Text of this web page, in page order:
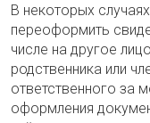
В некоторых
переоформить
числе на другое
родственника или
ответственного за
оформления